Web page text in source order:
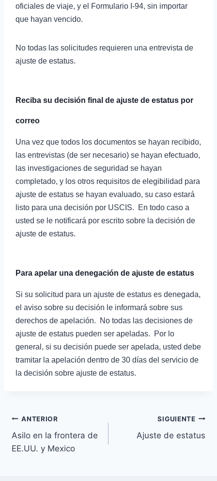
oficiales de viaje, y el Formulario I-94, sin importar
que hayan vencido.
No todas las solicitudes requieren una entrevista de
ajuste de estatus.
Reciba su decisión final de ajuste de estatus por
correo
Una vez que todos los documentos se hayan recibido,
las entrevistas (de ser necesario) se hayan efectuado,
las investigaciones de seguridad se hayan
completado, y los otros requisitos de elegibilidad para
ajuste de estatus se hayan evaluado, su caso estará
listo para una decisión por USCIS. En todo caso a
usted se le notificará por escrito sobre la decisión de
ajuste de estatus.
Para apelar una denegación de ajuste de estatus
Si su solicitud para un ajuste de estatus es denegada,
el aviso sobre su decisión le informará sobre sus
derechos de apelación. No todas las decisiones de
ajuste de estatus pueden ser apeladas. Por lo
general, si su decisión puede ser apelada, usted debe
tramitar la apelación dentro de 30 días del servicio de
la decisión sobre ajuste de estatus.
Navegación
de
ANTERIOR
Asilo en la frontera de
EE.UU. y Mexico
SIGUIENTE
Ajuste de estatus